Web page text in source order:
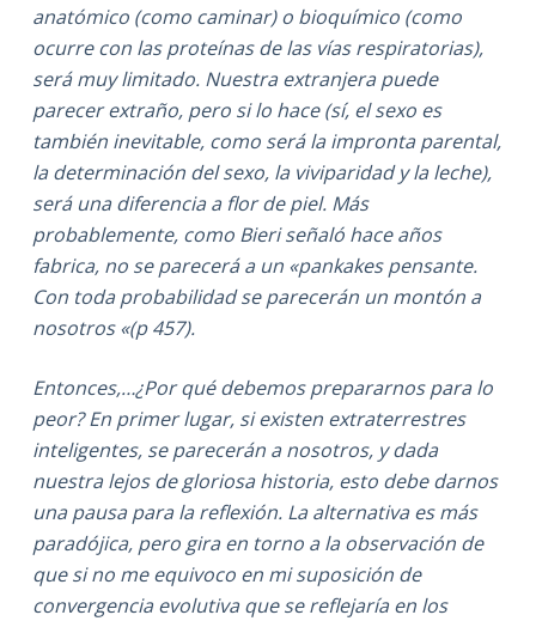
anatómico (como caminar) o bioquímico (como
ocurre con las proteínas de las vías respiratorias),
será muy limitado. Nuestra extranjera puede
parecer extraño, pero si lo hace (sí, el sexo es
también inevitable, como será la impronta parental,
la determinación del sexo, la viviparidad y la leche),
será una diferencia a flor de piel. Más
probablemente, como Bieri señaló hace años
fabrica, no se parecerá a un «pankakes pensante.
Con toda probabilidad se parecerán un montón a
nosotros «(p 457).
Entonces,…¿Por qué debemos prepararnos para lo
peor? En primer lugar, si existen extraterrestres
inteligentes, se parecerán a nosotros, y dada
nuestra lejos de gloriosa historia, esto debe darnos
una pausa para la reflexión. La alternativa es más
paradójica, pero gira en torno a la observación de
que si no me equivoco en mi suposición de
convergencia evolutiva que se reflejaría en los